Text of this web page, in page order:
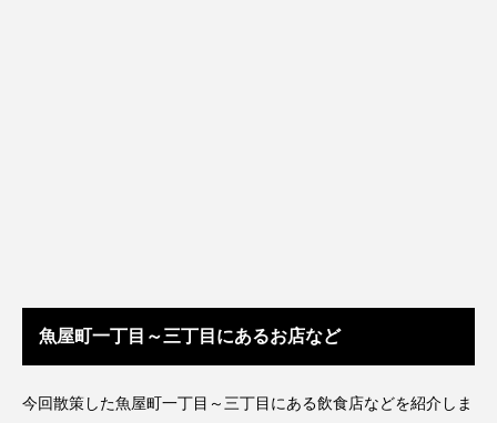
魚屋町一丁目～三丁目にあるお店など
今回散策した魚屋町一丁目～三丁目にある飲食店などを紹介しま